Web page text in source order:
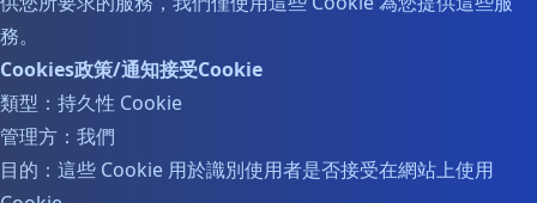
務。
Cookies政策/通知接受Cookie
類型：持久性 Cookie
管理方：我們
目的：這些 Cookie 用於識別使用者是否接受在網站上使用